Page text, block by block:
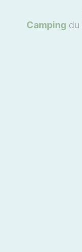
Camping du